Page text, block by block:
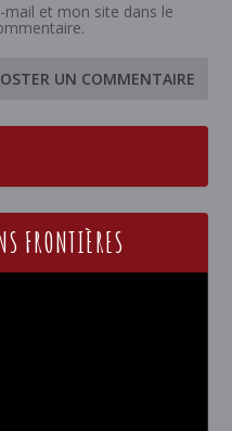
et mon site dans le
FRONTIÈRES